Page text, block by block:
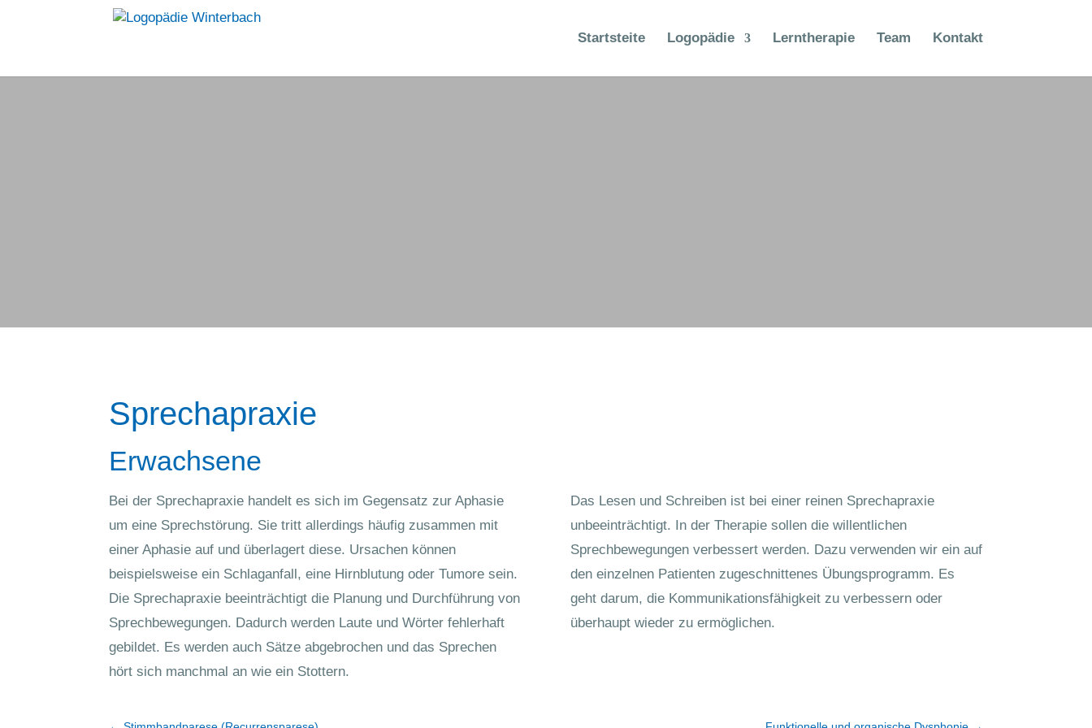
Startsteite Logopädie Lerntherapie Team Kontakt
Sprechapraxie
Erwachsene
Bei der Sprechapraxie handelt es sich im Gegensatz zur Aphasie
um eine Sprechstörung. Sie tritt allerdings häufig zusammen mit
einer Aphasie auf und überlagert diese. Ursachen können
beispielsweise ein Schlaganfall, eine Hirnblutung oder Tumore sein.
Die Sprechapraxie beeinträchtigt die Planung und Durchführung von
Sprechbewegungen. Dadurch werden Laute und Wörter fehlerhaft
gebildet. Es werden auch Sätze abgebrochen und das Sprechen
hört sich manchmal an wie ein Stottern.
Das Lesen und Schreiben ist bei einer reinen Sprechapraxie
unbeeinträchtigt. In der Therapie sollen die willentlichen
Sprechbewegungen verbessert werden. Dazu verwenden wir ein auf
den einzelnen Patienten zugeschnittenes Übungsprogramm. Es
geht darum, die Kommunikationsfähigkeit zu verbessern oder
überhaupt wieder zu ermöglichen.